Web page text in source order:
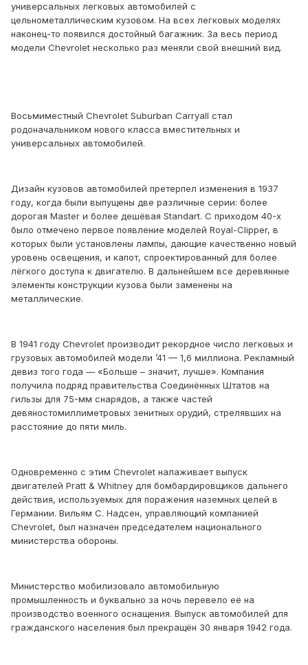
универсальных легковых автомобилей с
цельнометаллическим кузовом. На всех легковых моделях
наконец-то появился достойный багажник. За весь период
модели Chevrolet несколько раз меняли свой внешний вид.
Восьмиместный Chevrolet Suburban Carryall стал
родоначальником нового класса вместительных и
универсальных автомобилей.
Дизайн кузовов автомобилей претерпел изменения в 1937
году, когда были выпущены две различные серии: более
дорогая Master и более дешёвая Standart. С приходом 40-х
было отмечено первое появление моделей Royal-Clipper, в
которых были установлены лампы, дающие качественно новый
уровень освещения, и капот, спроектированный для более
лёгкого доступа к двигателю. В дальнейшем все деревянные
элементы конструкции кузова были заменены на
металлические.
В 1941 году Chevrolet производит рекордное число легковых и
грузовых автомобилей модели ’41 — 1,6 миллиона. Рекламный
девиз того года — «Больше – значит, лучше». Компания
получила подряд правительства Соединённых Штатов на
гильзы для 75-мм снарядов, а также частей
девяностомиллиметровых зенитных орудий, стрелявших на
расстояние до пяти миль.
Одновременно с этим Chevrolet налаживает выпуск
двигателей Pratt & Whitney для бомбардировщиков дальнего
действия, используемых для поражения наземных целей в
Германии. Вильям С. Надсен, управляющий компанией
Chevrolet, был назначен председателем национального
министерства обороны.
Министерство мобилизовало автомобильную
промышленность и буквально за ночь перевело её на
производство военного оснащения. Выпуск автомобилей для
гражданского населения был прекращён 30 января 1942 года.